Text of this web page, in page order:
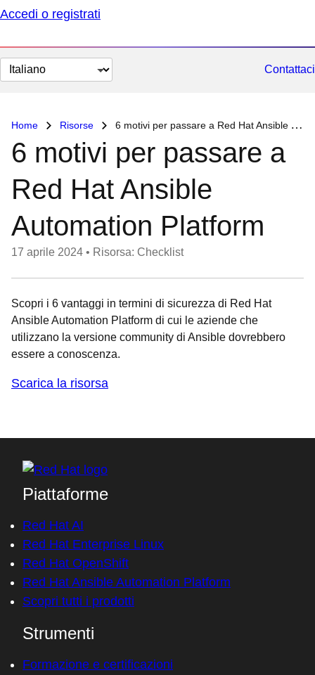
Accedi o registrati
Cambia
lingua
Contattaci
Home Risorse 6 motivi per passare a Red Hat Ansible Automation Platform
6 motivi per passare a
Red Hat Ansible
Automation Platform
17 aprile 2024 • Risorsa: Checklist
Scopri i 6 vantaggi in termini di sicurezza di Red Hat
Ansible Automation Platform di cui le aziende che
utilizzano la versione community di Ansible dovrebbero
essere a conoscenza.
Scarica la risorsa
Piattaforme
Red Hat AI
Red Hat Enterprise Linux
Red Hat OpenShift
Red Hat Ansible Automation Platform
Scopri tutti i prodotti
Strumenti
Formazione e certificazioni